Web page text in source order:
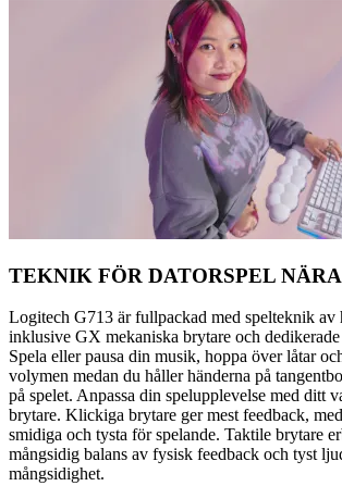
TEKNIK FÖR DATORSPEL
Logitech G713 är fullpackad med spelteknik av
inklusive GX mekaniska brytare och
Spela eller pausa din musik, hoppa över låtar
volymen medan du håller händerna på
på spelet. Anpassa din spelupplevelse med ditt
brytare. Klickiga brytare ger mest feedback,
smidiga och tysta för spelande. Taktile brytare
mångsidig balans av fysisk feedback och tyst
mångsidighet.